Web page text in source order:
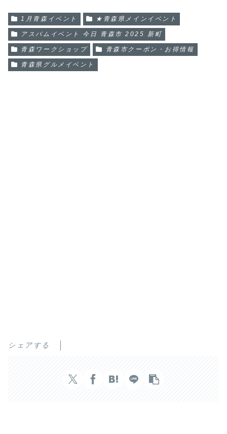
1月青森イベント ★青森県メインイベント
アスパムイベント 今日 青森市 2025 新町
青森ワークショップ 青森市クーポン・お得情報
青森県グルメイベント
シェアする